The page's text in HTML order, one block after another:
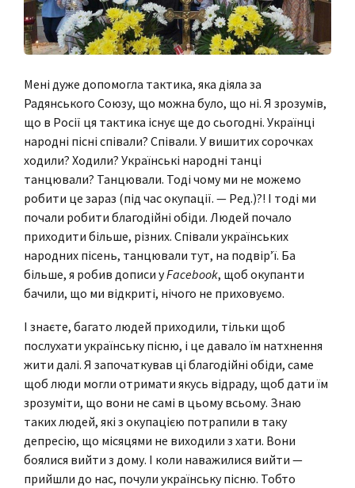
Мені дуже допомогла тактика, яка діяла за
Радянського Союзу, що можна було, що ні. Я зрозумів,
що в Росії ця тактика існує ще до сьогодні. Українці
народні пісні співали? Співали. У вишитих сорочках
ходили? Ходили? Українські народні танці
танцювали? Танцювали. Тоді чому ми не можемо
робити це зараз (під час окупації. — Ред.)?! І тоді ми
почали робити благодійні обіди. Людей почало
приходити більше, різних. Співали українських
народних пісень, танцювали тут, на подвір’ї. Ба
більше, я робив дописи уFacebook, щоб окупанти
бачили, що ми відкриті, нічого не приховуємо.
І знаєте, багато людей приходили, тільки щоб
послухати українську пісню, і це давало їм натхнення
жити далі. Я започаткував ці благодійні обіди, саме
щоб люди могли отримати якусь відраду, щоб дати їм
зрозуміти, що вони не самі в цьому всьому. Знаю
таких людей, які з окупацією потрапили в таку
депресію, що місяцями не виходили з хати. Вони
боялися вийти з дому. І коли наважилися вийти —
прийшли до нас, почули українську пісню. Тобто